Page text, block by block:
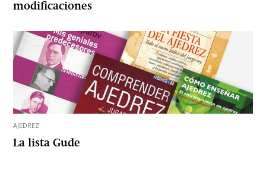
modificaciones
AJEDREZ
La lista Gude